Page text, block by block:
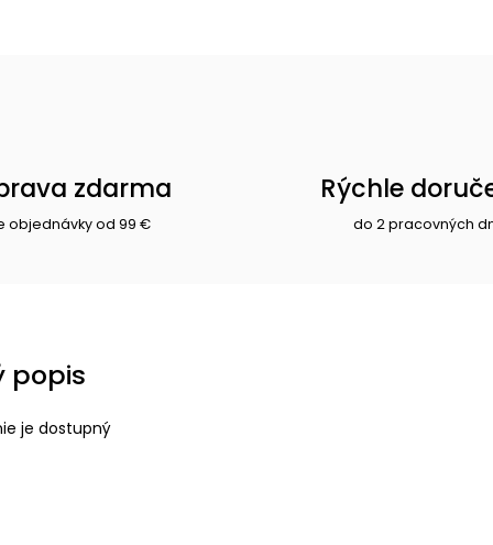
zdarma
objednávky od 99 €
Rýchle
do 2 pracovných
popis
je dostupný